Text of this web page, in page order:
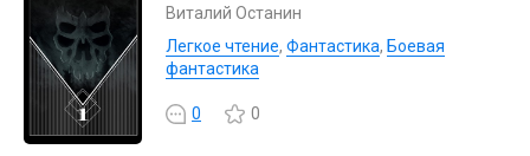
Виталий Останин
Легкое чтение, Фантастика, Боевая
фантастика
0 0